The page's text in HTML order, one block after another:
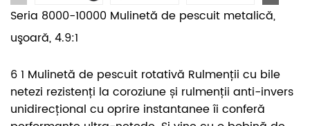
Seria 8000-10000 Mulinetă de pescuit metalică,
uşoară, 4.9:1
6 1 Mulinetă de pescuit rotativă Rulmenții cu bile
netezi rezistenți la coroziune și rulmenții anti-invers
unidirecțional cu oprire instantanee îi conferă